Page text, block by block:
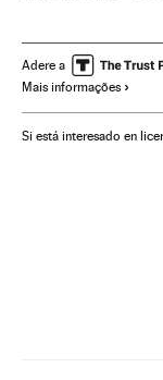
Grécia Turquia
Desastres naturais
Adere a
Mais informações
Si está interesado en